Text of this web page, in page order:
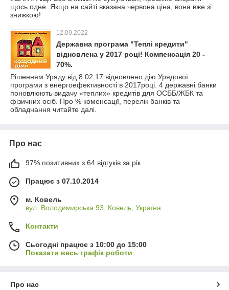
щось одне. Якщо на сайті вказана червона ціна, вона вже зі
знижкою!
12.09.2022
Державна програма "Теплі кредити"
відновлена у 2017 році! Компенсація 20 -
70%.
Рішенням Уряду від 8.02.17 відновлено дію Урядової
програми з енергоефективності в 2017році. 4 державні банки
поновлюють видачу «теплих» кредитів для ОСББ/ЖБК та
фізичних осіб. Про % коменсації, перелік банків та
обладнання читайте далі.
Про нас
97% позитивних з 64 відгуків за рік
Працює з 07.10.2014
м. Ковель
вул. Володимирська 93, Ковель, Україна
Контакти
Сьогодні працює з 10:00 до 15:00
Показати весь графік роботи
Про нас